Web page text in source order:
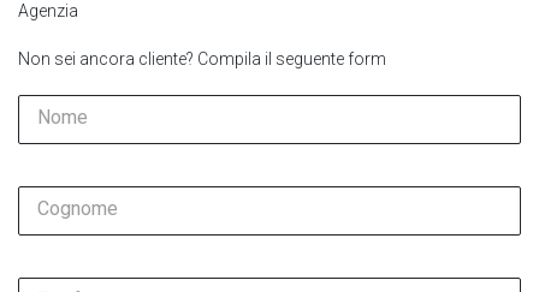
Agenzia
Non sei ancora cliente? Compila il seguente form
Nome
Cognome